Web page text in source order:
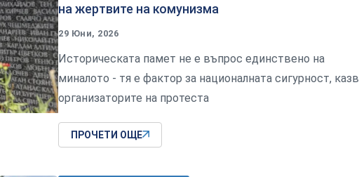
на жертвите на комунизма
29 Юни, 2026
Историческата памет не е въпрос единствено на
миналото - тя е фактор за националната сигурност,
организаторите на протеста
ПРОЧЕТИ ОЩЕ